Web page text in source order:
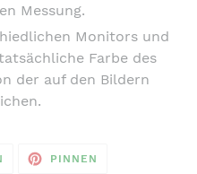
Messung.
Monitors und
Farbe des
der auf den Bildern
TWITTER
PINNEN